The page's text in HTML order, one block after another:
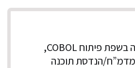
הכשרה והעסקה בשפת פיתוח COBOL,
מדמ”ח/הנדסת תוכנה